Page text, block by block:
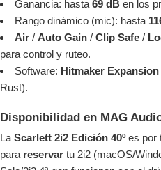
Ganancia: hasta 69 dB en los
Rango dinámico (mic): hasta
Air / Auto Gain / Clip Safe /
para control y ruteo.
Software: Hitmaker Expansion
Rust).
Disponibilidad en MAG
La Scarlett 2i2 Edición 40ºes por
para reservar tu 2i2 (macOS/